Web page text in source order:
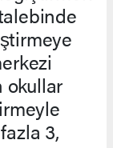
okullar
3,